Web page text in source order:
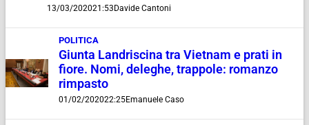
13/03/202021:53Davide Cantoni
POLITICA
Giunta Landriscina tra Vietnam e prati in
fiore. Nomi, deleghe, trappole: romanzo
rimpasto
01/02/202022:25Emanuele Caso